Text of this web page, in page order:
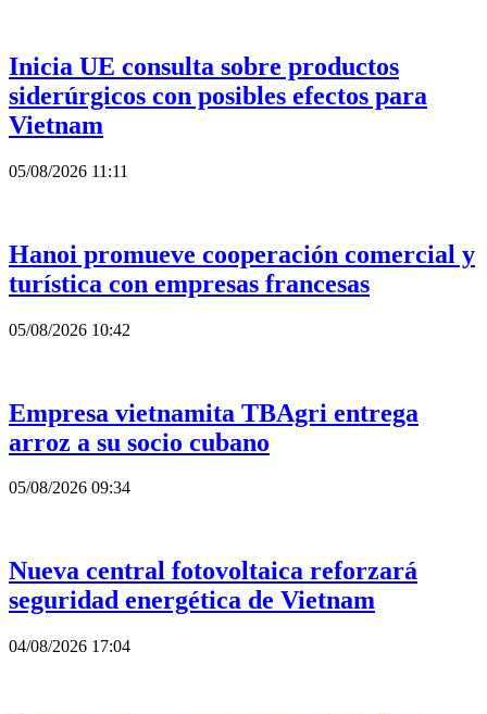
Inicia UE consulta sobre productos
siderúrgicos con posibles efectos para
Vietnam
05/08/2026 11:11
Hanoi promueve cooperación comercial y
turística con empresas francesas
05/08/2026 10:42
Empresa vietnamita TBAgri entrega
arroz a su socio cubano
05/08/2026 09:34
Nueva central fotovoltaica reforzará
seguridad energética de Vietnam
04/08/2026 17:04